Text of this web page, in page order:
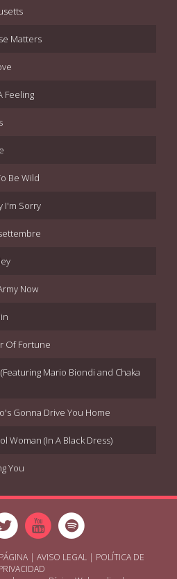
Matters
Feeling
Be Wild
I'm Sorry
Now
Of Fortune
Mario Biondi and Chaka
Gonna Drive You Home
Woman (In A Black Dress)
You
| AVISO LEGAL | POLÍTICA DE